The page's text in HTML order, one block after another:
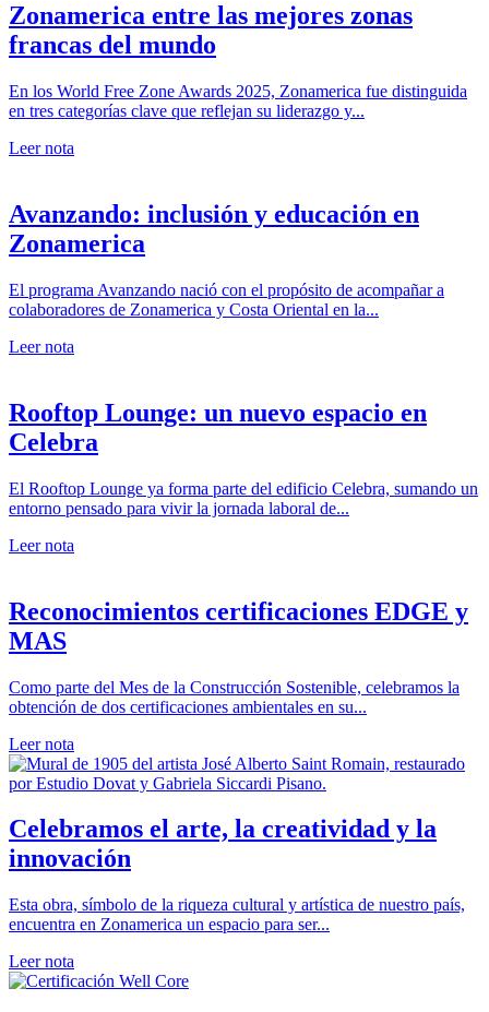
Zonamerica entre las mejores zonas
francas del mundo
En los World Free Zone Awards 2025, Zonamerica fue distinguida
en tres categorías clave que reflejan su liderazgo y...
Leer nota
Avanzando: inclusión y educación en
Zonamerica
El programa Avanzando nació con el propósito de acompañar a
colaboradores de Zonamerica y Costa Oriental en la...
Leer nota
Rooftop Lounge: un nuevo espacio en
Celebra
El Rooftop Lounge ya forma parte del edificio Celebra, sumando un
entorno pensado para vivir la jornada laboral de...
Leer nota
Reconocimientos certificaciones EDGE y
MAS
Como parte del Mes de la Construcción Sostenible, celebramos la
obtención de dos certificaciones ambientales en su...
Leer nota
Celebramos el arte, la creatividad y la
innovación
Esta obra, símbolo de la riqueza cultural y artística de nuestro país,
encuentra en Zonamerica un espacio para ser...
Leer nota